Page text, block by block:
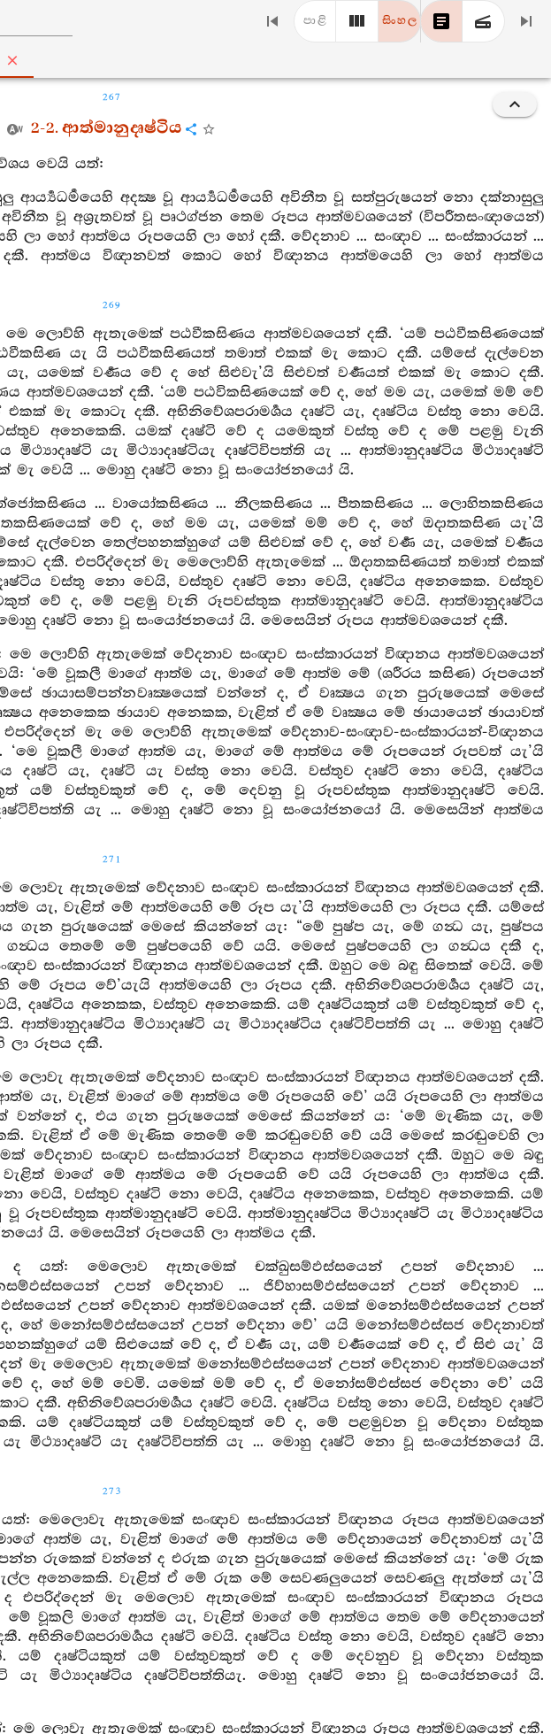
පාළි සිංහල
267
2-2. ආත්මානුදෘෂ්ටිය
වෙයි යත්:
ආර්‍ය්‍යධර්‍මයෙහි අදක්‍ෂ වූ ආර්‍ය්‍යධර්‍මයෙහි අවිනීත වූ සත්පුරුෂයන් නො දක්නාසුලු
වූ අශ්‍රැතවත් වූ පෘථග්ජන තෙම රූපය ආත්මවශයෙන් (විපරීතසංඥායෙන්)
හෝ ආත්මය රූපයෙහි ලා හෝ දකී. වේදනාව ... සංඥාව ... සංස්කාරයන් ...
දකී. ආත්මය විඥානවත් කොට හෝ විඥානය ආත්මයෙහි ලා හෝ ආත්මය
269
ලොව්හි ඇතැමෙක් පඨවීකසිණය ආත්මවශයෙන් දකී. ‘යම් පඨවීකසිණයෙක්
යැ යි පඨවීකසිණයත් තමාත් එකක් මැ කොට දකී. යම්සේ දැල්වෙන
යමෙක් වර්‍ණය වේ ද හේ සිළුවැ’යි සිළුවත් වර්‍ණයත් එකක් මැ කොට දකී.
ආත්මවශයෙන් දකී. ‘යම් පඨවිකසිණයෙක් වේ ද, හේ මම යැ, යමෙක් මම් වේ
මැ කොටැ දකී. අභිනිවේශපරාමර්‍ශය දෘෂ්ටි යැ, දෘෂ්ටිය වස්තු නො වෙයි.
අනෙකෙකි. යමක් දෘෂ්ටි වේ ද යමෙකුත් වස්තු වේ ද මේ පළමු වැනි
යැ මිථ්‍යාදෘෂ්ටියැ දෘෂ්ටිවිපත්ති යැ ... ආත්මානුදෘෂ්ටිය මිථ්‍යාදෘෂ්ටි
මැ වෙයි ... මොහු දෘෂ්ටි නො වූ සංයෝජනයෝ යි.
... වායෝකසිණය ... නීලකසිණය ... පීතකසිණය ... ලොහිතකසිණය
වේ ද, හේ මම යැ, යමෙක් මම් වේ ද, හේ ඔදාතකසිණ යැ’යි
දැල්වෙන තෙල්පහනක්හුගේ යම් සිළුවක් වේ ද, හේ වර්‍ණ යැ, යමෙක් වර්‍ණය
දකී. එපරිද්දෙන් මැ මෙලොව්හි ඇතැමෙක් ... ඕදාතකසිණයත් තමාත් එකක්
දෘෂ්ටිය වස්තු නො වෙයි, වස්තුව දෘෂ්ටි නො වෙයි, දෘෂ්ටිය අනෙකෙක. වස්තුව
වේ ද, මේ පළමු වැනි රූපවස්තුක ආත්මානුදෘෂ්ටි වෙයි. ආත්මානුදෘෂ්ටිය
... මොහු දෘෂ්ටි නො වූ සංයෝජනයෝ යි. මෙසෙයින් රූපය ආත්මවශයෙන් දකී.
ලොව්හි ඇතැමෙක් වේදනාව සංඥාව සංස්කාරයන් විඥානය ආත්මවශයෙන්
‘මේ වූකලී මාගේ ආත්ම යැ, මාගේ මේ ආත්ම මේ (ශරීරය කසිණ) රූපයෙන්
ඡායාසම්පන්නවෘක්‍ෂයෙක් වන්නේ ද, ඒ වෘක්‍ෂය ගැන පුරුෂයෙක් මෙසේ
අනෙකෙක ඡායාව අනෙකක, වැළිත් ඒ මේ වෘක්‍ෂය මේ ඡායායෙන් ඡායාවත්
මැ මෙ ලොව්හි ඇතැමෙක් වේදනාව-සංඥාව-සංස්කාරයන්-විඥානය
වූකලී මාගේ ආත්ම යැ, මාගේ මේ ආත්මය මේ රූපයෙන් රූපවත් යැ’යි
දෘෂ්ටි යැ, දෘෂ්ටි යැ වස්තු නො වෙයි. වස්තුව දෘෂ්ටි නො වෙයි, දෘෂ්ටිය
යම් වස්තුවකුත් වේ ද, මේ දෙවනු වූ රූපවස්තුක ආත්මානුදෘෂ්ටි වෙයි.
දෘෂ්ටිවිපත්ති යැ ... මොහු දෘෂ්ටි නො වූ සංයෝජනයෝ යි. මෙසෙයින් ආත්මය
271
ඇතැමෙක් වේදනාව සංඥාව සංස්කාරයන් විඥානය ආත්මවශයෙන් දකී.
යැ, වැළිත් මේ ආත්මයෙහි මේ රූප යැ’යි ආත්මයෙහි ලා රූපය දකී. යම්සේ
ගැන පුරුෂයෙක් මෙසේ කියන්නේ යැ: “මේ පුෂ්ප යැ, මේ ගන්‍ධ යැ, පුෂ්පය
තෙමේ මේ පුෂ්පයෙහි වේ යයි. මෙසේ පුෂ්පයෙහි ලා ගන්‍ධය දකී ද,
සංස්කාරයන් විඥානය ආත්මවශයෙන් දකී. ඔහුට මෙ බඳු සිතෙක් වෙයි. මේ
රූපය වේ’යැයි ආත්මයෙහි ලා රූපය දකී. අභිනිවේශපරාමර්‍ශය දෘෂ්ටි යැ,
දෘෂ්ටිය අනෙකක, වස්තුව අනෙකෙකි. යම් දෘෂ්ටියකුත් යම් වස්තුවකුත් වේ ද,
මිථ්‍යාදෘෂ්ටි යැ මිථ්‍යාදෘෂ්ටිය දෘෂ්ටිවිපත්ති යැ ... මොහු දෘෂ්ටි
රූපය දකී.
ඇතැමෙක් වේදනාව සංඥාව සංස්කාරයන් විඥානය ආත්මවශයෙන් දකී.
යැ, වැළිත් මාගේ මේ ආත්මය මේ රූපයෙහි වේ’ යයි රූපයෙහි ලා ආත්මය
වන්නේ ද, එය ගැන පුරුෂයෙක් මෙසේ කියන්නේ ය: ‘මේ මැණික යැ, මේ
වැළිත් ඒ මේ මැණික තෙමේ මේ කරඬුවෙහි වේ යයි මෙසේ කරඬුවෙහි ලා
වේදනාව සංඥාව සංස්කාරයන් විඥානය ආත්මවශයෙන් දකී. ඔහුට මෙ බඳු
මාගේ මේ ආත්මය මේ රූපයෙහි වේ යයි රූපයෙහි ලා ආත්මය දකී.
නො වෙයි, වස්තුව දෘෂ්ටි නො වෙයි, දෘෂ්ටිය අනෙකෙක, වස්තුව අනෙකෙකි. යම්
ආත්මානුදෘෂ්ටි වෙයි. ආත්මානුදෘෂ්ටිය මිථ්‍යාදෘෂ්ටි යැ මිථ්‍යාදෘෂ්ටිය
යි. මෙසෙයින් රූපයෙහි ලා ආත්මය දකී.
ද යත්: මෙලොව ඇතැමෙක් චක්ඛුසම්ඵස්සයෙන් උපන් වේදනාව ...
උපන් වේදනාව ... ජිව්හාසම්ඵස්සයෙන් උපන් වේදනාව ...
උපන් වේදනාව ආත්මවශයෙන් දකී. යමක් මනෝසම්ඵස්සයෙන් උපන්
හේ මනෝසම්ඵස්සයෙන් උපන් වේදනා වේ’ යයි මනෝසම්ඵස්සජ වේදනාවත්
යම් සිළුයෙක් වේ ද, ඒ වර්‍ණ යැ, යම් වර්‍ණයෙක් වේ ද, ඒ සිළු යැ’ යි
මැ මෙලොව ඇතැමෙක් මනෝසම්ඵස්සයෙන් උපන් වේදනාව ආත්මවශයෙන්
ද, හේ මම් වෙමි. යමෙක් මම් වේ ද, ඒ මනෝසම්ඵස්සජ වේදනා වේ’ යයි
දකී. අභිනිවේශපරාමර්‍ශය දෘෂ්ටි වෙයි. දෘෂ්ටිය වස්තු නො වෙයි, වස්තුව දෘෂ්ටි
යම් දෘෂ්ටියකුත් යම් වස්තුවකුත් වේ ද, මේ පළමුවන වූ වේදනා වස්තුක
යැ මිථ්‍යාදෘෂ්ටි යැ දෘෂ්ටිවිපත්ති යැ ... මොහු දෘෂ්ටි නො වූ සංයෝජනයෝ යි.
273
මෙලොවැ ඇතැමෙක් සංඥාව සංස්කාරයන් විඥානය රූපය ආත්මවශයෙන්
ආත්ම යැ, වැළිත් මාගේ මේ ආත්මය මේ වේදනායෙන් වේදනාවත් යැ’යි
රුකෙක් වන්නේ ද එරුක ගැන පුරුෂයෙක් මෙසේ කියන්නේ යැ: ‘මේ රුක
අනෙකෙකි. වැළිත් ඒ මේ රුක මේ සෙවණලුයෙන් සෙවණලු ඇත්තේ යැ’යි
මැ මෙලොව ඇතැමෙක් සංඥාව සංස්කාරයන් විඥානය රූපය
වූකලි මාගේ ආත්ම යැ, වැළිත් මාගේ මේ ආත්මය තෙම මේ වේදනායෙන්
අභිනිවේශපරාමර්‍ශය දෘෂ්ටි වෙයි. දෘෂ්ටිය වස්තු නො වෙයි, වස්තුව දෘෂ්ටි නො
යම් දෘෂ්ටියකුත් යම් වස්තුවකුත් වේ ද මේ දෙවනුව වූ වේදනා වස්තුක
යැ මිථ්‍යාදෘෂ්ටිය දෘෂ්ටිවිපත්තියැ. මොහු දෘෂ්ටි නො වූ සංයෝජනයෝ යි.
මෙ ලොවැ ඇතැමෙක් සංඥාව සංස්කාරයන් විඥානය රූපය ආත්මවශයෙන් දකී.